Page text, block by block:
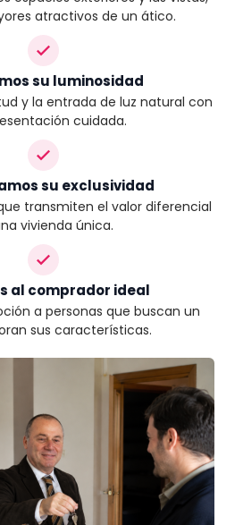
atractivos de un ático.
su luminosidad
y la entrada de luz natural con
cuidada.
su exclusividad
transmiten el valor diferencial
vivienda única.
al comprador ideal
a personas que buscan un
sus características.